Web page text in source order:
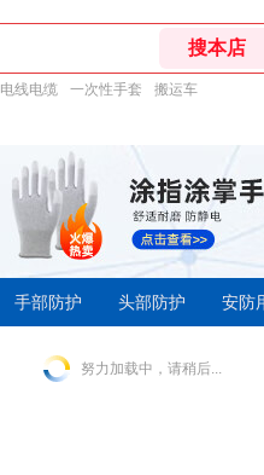
电线电缆 一次性手套 搬运车
手部防护 头部防护 安防
努力加载中，请稍后...